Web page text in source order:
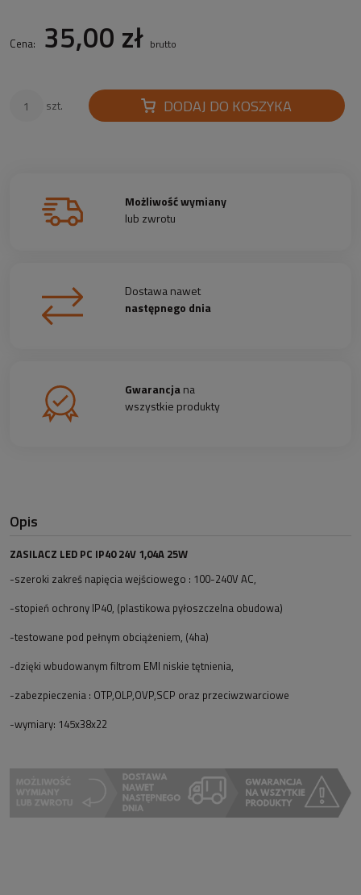
Cena: 35,00 zł brutto
szt. DODAJ DO KOSZYKA
Możliwość wymiany
lub zwrotu
Dostawa nawet
następnego dnia
Gwarancjana
wszystkie produkty
Opis
ZASILACZ LED PC IP40 24V 1,04A 25W
-szeroki zakreś napięcia wejściowego : 100-240V AC,
-stopień ochrony IP40, (plastikowa pyłoszczelna obudowa)
-testowane pod pełnym obciążeniem, (4ha)
-dzięki wbudowanym filtrom EMI niskie tętnienia,
-zabezpieczenia : OTP,OLP,OVP,SCP oraz przeciwzwarciowe
-wymiary: 145x38x22